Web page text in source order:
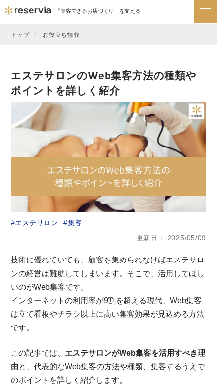
「集客できるお店づくり」を支える
トップ お役立ち情報
エステサロンのWeb集客方法の種類や
ポイントを詳しく紹介
エステサロン
集客
更新日
2025/05/09
技術に優れていても、顧客を集められなけばエステサロ
ンの経営は難航してしまいます。そこで、活用してほし
いのがWeb集客です。
インターネットの利用率が9割を超える現代、Web集客
は立て看板やチラシ以上に高い集客効果が見込める方法
です。
この記事では、 エステサロンがWeb集客を活用すべき理
由と、代表的なWeb集客の方法や種類、集客するうえで
のポイントを詳しく紹介します。